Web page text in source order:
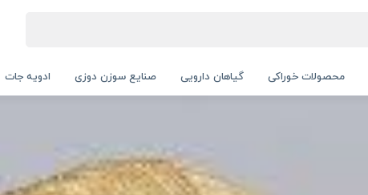
محصولات خوراکی گیاهان دارویی صنایع سوزن دوزی ادویه جات